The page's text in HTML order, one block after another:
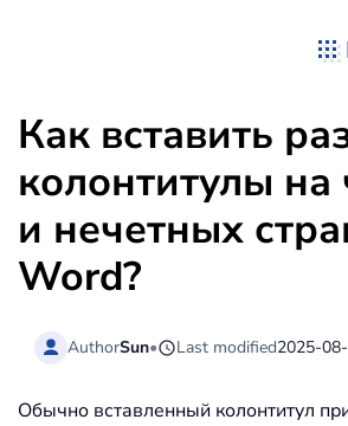
Как вставить
колонтитулы на
и нечетных
Word?
AuthorSun• Last modified2025-
Обычно вставленный колонтитул